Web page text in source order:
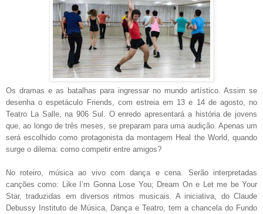
Os dramas e as batalhas para ingressar no mundo artístico. Assim se
desenha o espetáculo Friends, com estreia em 13 e 14 de agosto, no
Teatro La Salle, na 906 Sul. O enredo apresentará a história de jovens
que, ao longo de três meses, se preparam para uma audição. Apenas um
será escolhido como protagonista da montagem Heal the World, quando
surge o dilema: como competir entre amigos?
No roteiro, música ao vivo com dança e cena. Serão interpretadas
canções como: Like I’m Gonna Lose You; Dream On e Let me be Your
Star, traduzidas em diversos ritmos musicais. A iniciativa, do Claude
Debussy Instituto de Música, Dança e Teatro, tem a chancela do Fundo